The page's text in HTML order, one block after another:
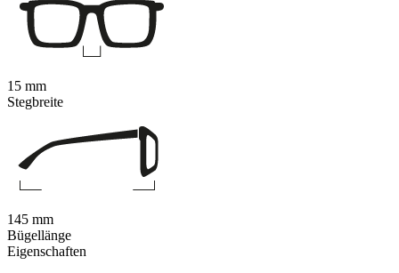
Eigenschaften
15 mm
Stegbreite
145 mm
Bügellänge